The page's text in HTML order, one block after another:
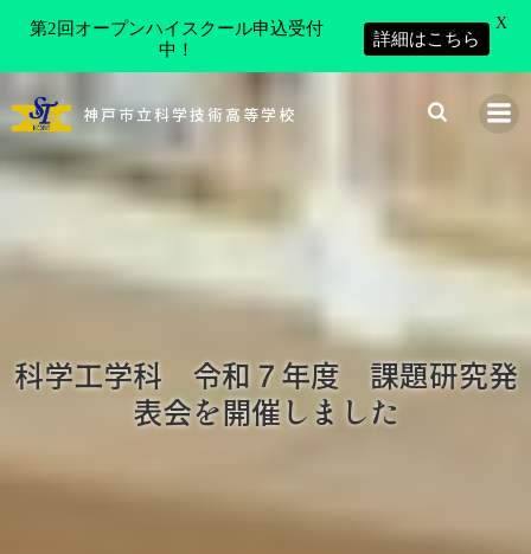
ン
ス
プ
神戸市立科学技術高等学校
科学工学科 令和７年度 課題研究発
表会を開催しました
第2回オープンハイスクール申込受付
中！
詳細はこちら
X